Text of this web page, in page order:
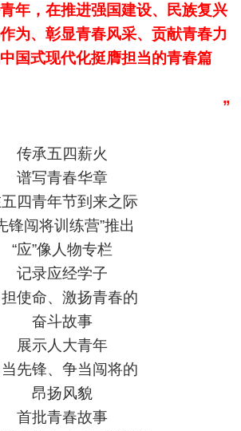
年，在推进强国建设、民族复兴
为、彰显青春风采、贡献青春力
国式现代化挺膺担当的青春篇
”
传承五四薪火
谱写青春华章
四青年节到来之际
锋闯将训练营”推出
“应”像人物专栏
记录应经学子
担使命、激扬青春的
奋斗故事
展示人大青年
当先锋、争当闯将的
昂扬风貌
首批青春故事